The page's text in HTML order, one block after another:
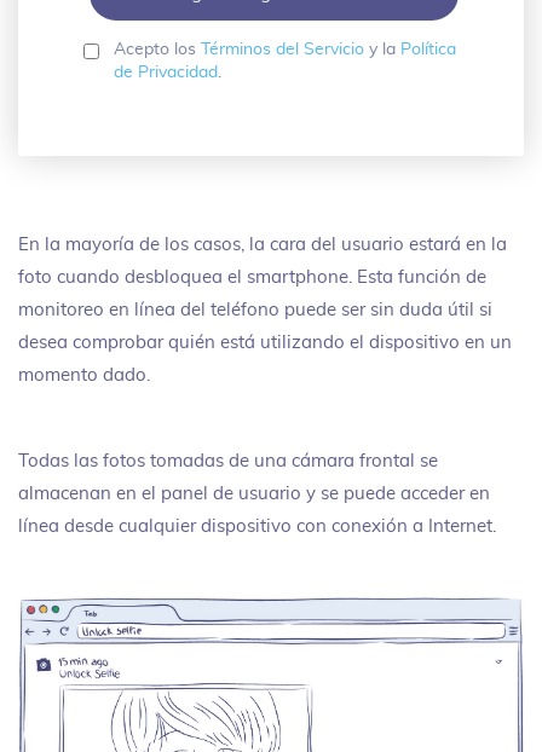
Acepto los Términos del Servicioy la Política
de Privacidad
En la mayoría de los casos, la cara del usuario estará en la
foto cuando desbloquea el smartphone. Esta función de
monitoreo en línea del teléfono puede ser sin duda útil si
desea comprobar quién está utilizando el dispositivo en un
momento dado.
Todas las fotos tomadas de una cámara frontal se
almacenan en el panel de usuario y se puede acceder en
línea desde cualquier dispositivo con conexión a Internet.